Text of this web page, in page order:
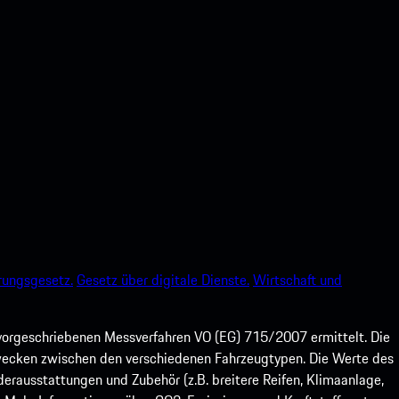
Gesetz über digitale Dienste.Wirtschaft und
Messverfahren VO (EG) 715/2007 ermittelt. Die
zwischen den verschiedenen Fahrzeugtypen. Die Werte des
und Zubehör (z.B. breitere Reifen, Klimaanlage,